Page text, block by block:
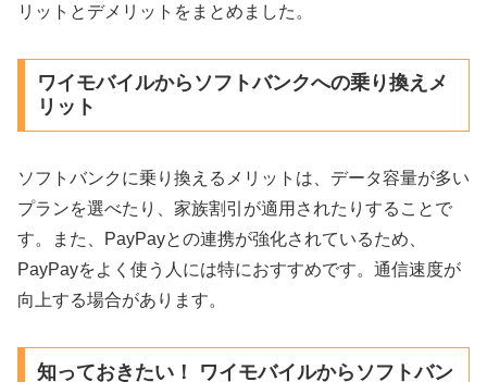
リットとデメリットをまとめました。
ワイモバイルからソフトバンクへの乗り換えメ
リット
ソフトバンクに乗り換えるメリットは、データ容量が多い
プランを選べたり、家族割引が適用されたりすることで
す。また、PayPayとの連携が強化されているため、
PayPayをよく使う人には特におすすめです。通信速度が
向上する場合があります。
知っておきたい！ ワイモバイルからソフトバン